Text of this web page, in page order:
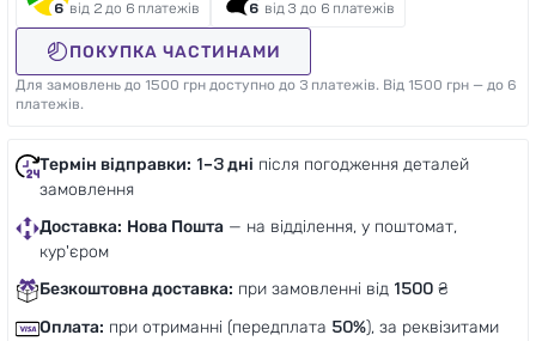
від 2 до 6 платежів від 3 до 6 платежів
ПОКУПКА ЧАСТИНАМИ
Для замовлень до 1500 грн доступно до 3 платежів. Від 1500 грн — до 6
платежів.
Термін відправки: 1–3 дні після погодження деталей
замовлення
Доставка: Нова Пошта — на відділення, у поштомат,
кур'єром
Безкоштовна доставка: при замовленні від 1500 ₴
Оплата: при отриманні (передплата 50%), за реквізитами